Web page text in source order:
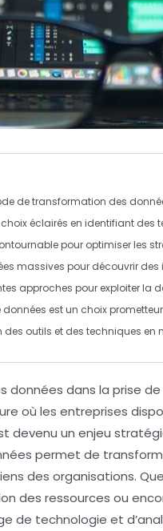
de transformation des
choix éclairés en identifiant des
pour optimiser les
massives pour découvrir des
approches pour exploiter la
données est un choix
des outils et des techniques en
données dans la prise
où les entreprises
devenu un enjeu
permet de
des organisations.
des ressources ou
de technologie et d’